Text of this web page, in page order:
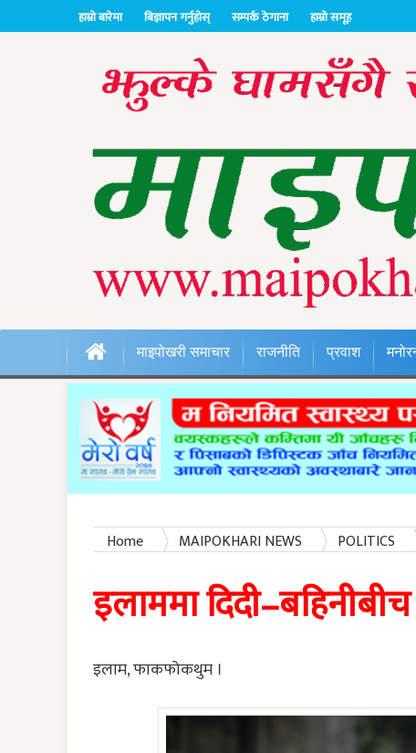
हाम्रो बारेमा बिज्ञापन गर्नुहोस् सम्पर्क ठेगाना हाम्रो समूह
माइपोखरी समाचार राजनीति प्रवाश
Home MAIPOKHARI NEWS POLITICS
इलाममा
इलाम, फाकफोकथुम ।